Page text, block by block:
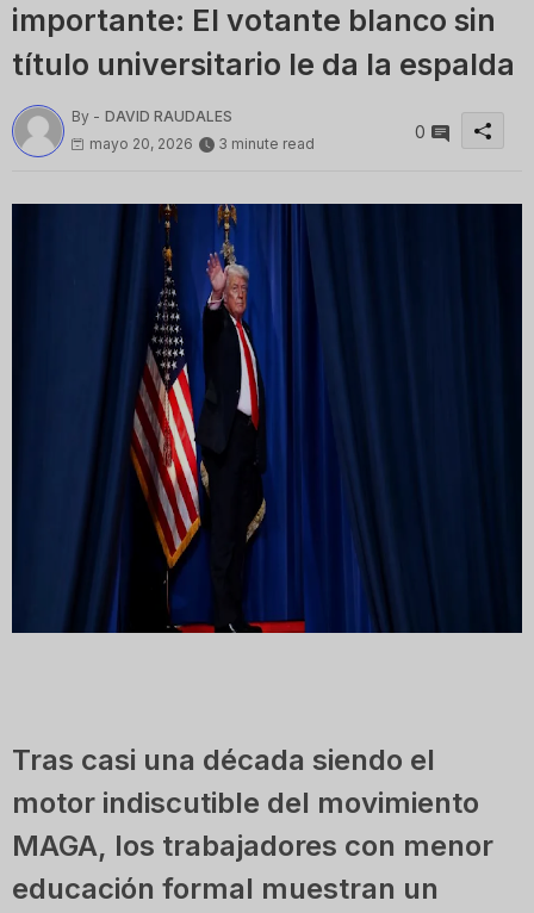
importante: El votante blanco sin
título universitario le da la espalda
By - DAVID RAUDALES
mayo 20, 2026
3 minute read
0
Tras casi una década siendo el
motor indiscutible del movimiento
MAGA, los trabajadores con menor
educación formal muestran un